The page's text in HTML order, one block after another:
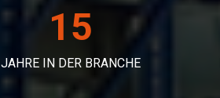
15
JAHRE IN DER BRANCHE